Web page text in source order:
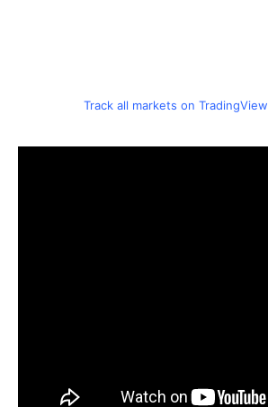
Track all markets on TradingView